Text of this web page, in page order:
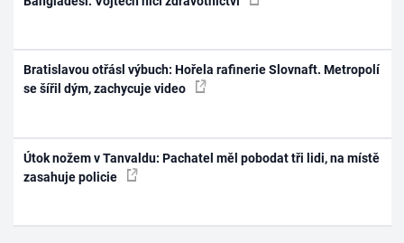
Bratislavou otřásl výbuch: Hořela rafinerie Slovnaft. Metropolí
se šířil dým, zachycuje video
Útok nožem v Tanvaldu: Pachatel měl pobodat tři lidi, na místě
zasahuje policie